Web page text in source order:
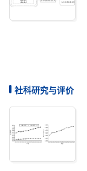
社科研究与评价